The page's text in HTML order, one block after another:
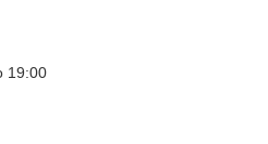
19:00